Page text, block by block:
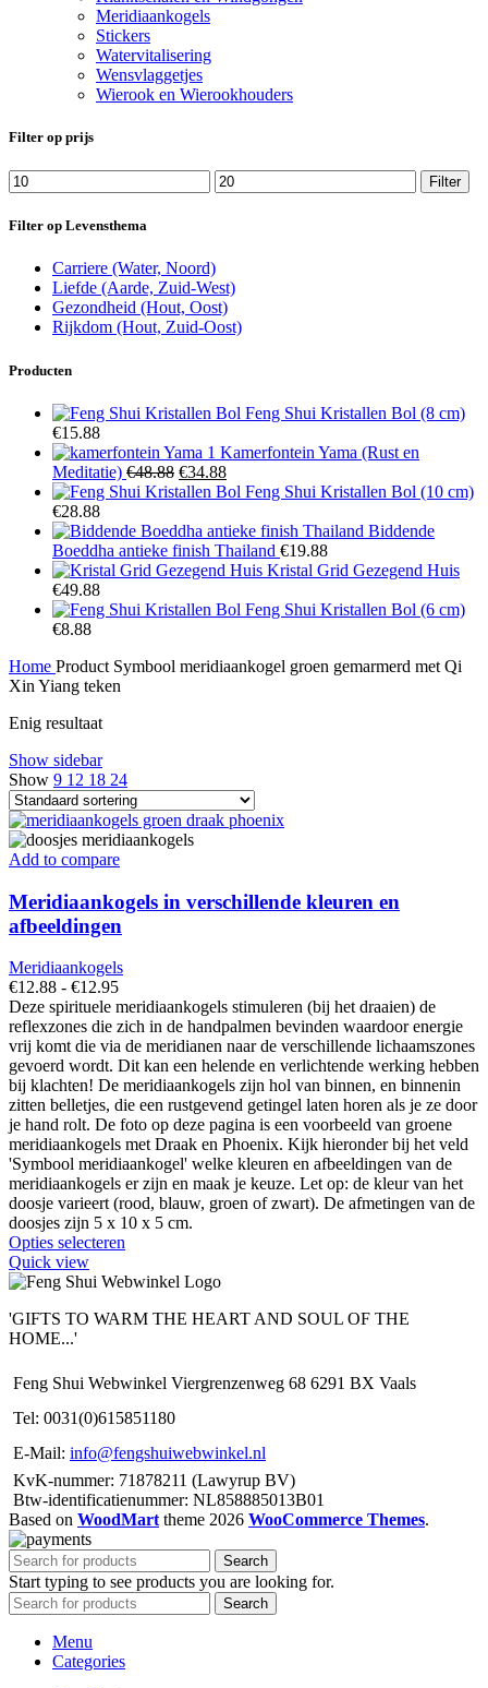
Meridiaankogels
Stickers
Watervitalisering
Wensvlaggetjes
Wierook en Wierookhouders
Filter op prijs
Min.
prijs
Max.
prijs
Filter
Filter op Levensthema
Carriere (Water, Noord)
Liefde (Aarde, Zuid-West)
Gezondheid (Hout, Oost)
Rijkdom (Hout, Zuid-Oost)
Producten
Feng Shui Kristallen Bol (8 cm)
€15.88
Kamerfontein Yama (Rust en
Meditatie) €48.88 Oorspronkelijke
prijs
€48.88.
€34.88Huidige
prijs
€34.88.
Feng Shui Kristallen Bol (10 cm)
€28.88
Biddende
Boeddha antieke finish Thailand €19.88
Kristal Grid Gezegend Huis
€49.88
Feng Shui Kristallen Bol (6 cm)
€8.88
Home Product Symbool meridiaankogel groen gemarmerd met Qi
Xin Yiang teken
Enig resultaat
Show sidebar
Show 9 12 18 24
Add to compare
Meridiaankogels in verschillende kleuren en
afbeeldingen
Meridiaankogels
€12.88 - €12.95Prijsklasse:
€12.88
tot
€12.95
Deze spirituele meridiaankogels stimuleren (bij het draaien) de
reflexzones die zich in de handpalmen bevinden waardoor energie
vrij komt die via de meridianen naar de verschillende lichaamszones
gevoerd wordt. Dit kan een helende en verlichtende werking hebben
bij klachten! De meridiaankogels zijn hol van binnen, en binnenin
zitten belletjes, die een rustgevend getingel laten horen als je ze door
je hand rolt. De foto op deze pagina is een voorbeeld van groene
meridiaankogels met Draak en Phoenix. Kijk hieronder bij het veld
'Symbool meridiaankogel' welke kleuren en afbeeldingen van de
meridiaankogels er zijn en maak je keuze. Let op: de kleur van het
doosje varieert (rood, blauw, groen of zwart). De afmetingen van de
doosjes zijn 5 x 10 x 5 cm.
Opties selecteren
heeft
variaties.
kan
worden
de
productpagina
Quick view
'GIFTS TO WARM THE HEART AND SOUL OF THE
HOME...'
Feng Shui Webwinkel Viergrenzenweg 68 6291 BX Vaals
Tel: 0031(0)615851180
E-Mail: info@fengshuiwebwinkel.nl
KvK-nummer: 71878211 (Lawyrup BV)
Btw-identificatienummer: NL858885013B01
Based on WoodMart theme 2026 WooCommerce Themes.
Search
Start typing to see products you are looking for.
Search
Menu
Categories